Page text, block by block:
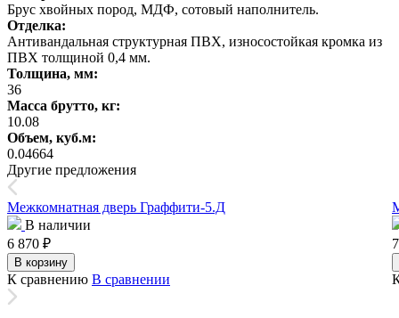
Брус хвойных пород, МДФ, сотовый наполнитель.
Отделка:
Антивандальная структурная ПВХ, износостойкая кромка из
ПВХ толщиной 0,4 мм.
Толщина, мм:
36
Масса брутто, кг:
10.08
Объем, куб.м:
0.04664
Другие предложения
Межкомнатная дверь Граффити-5.Д
В наличии
6 870 ₽
В корзину
К сравнению В сравнении